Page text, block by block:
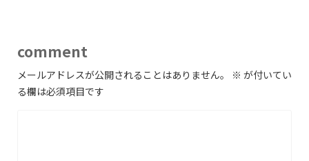
comment
メールアドレスが公開されることはありません。 ※ が付いてい
る欄は必須項目です